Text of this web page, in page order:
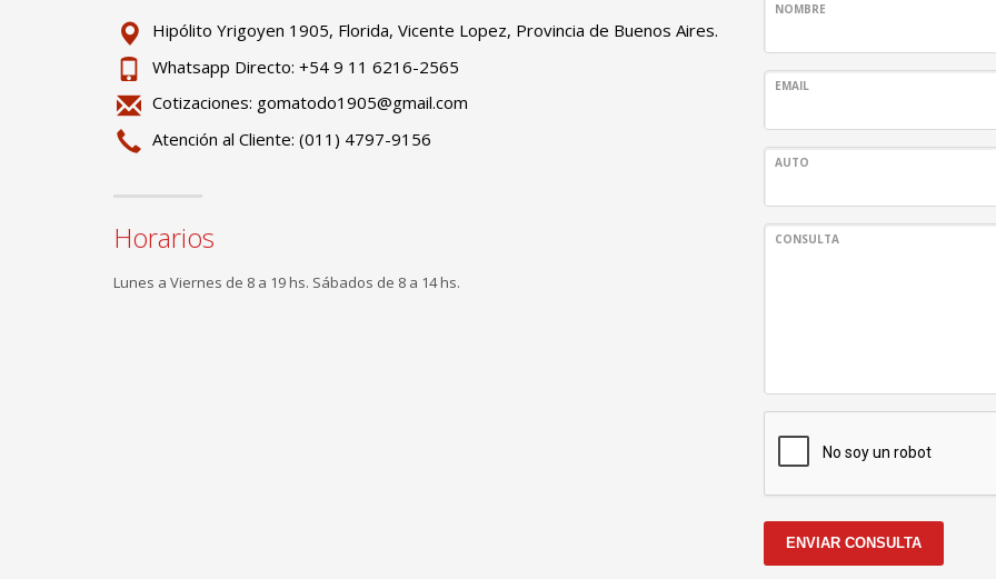
Hipólito Yrigoyen 1905, Florida, Vicente Lopez, Provincia de Buenos Aires.
Whatsapp Directo: +54 9 11 6216-2565
Cotizaciones: gomatodo1905@gmail.com
Atención al Cliente: (011) 4797-9156
Horarios
Lunes a Viernes de 8 a 19 hs. Sábados de 8 a 14 hs.
NOMBRE
EMAIL
AUTO
CONSULTA
ENVIAR CONSULTA